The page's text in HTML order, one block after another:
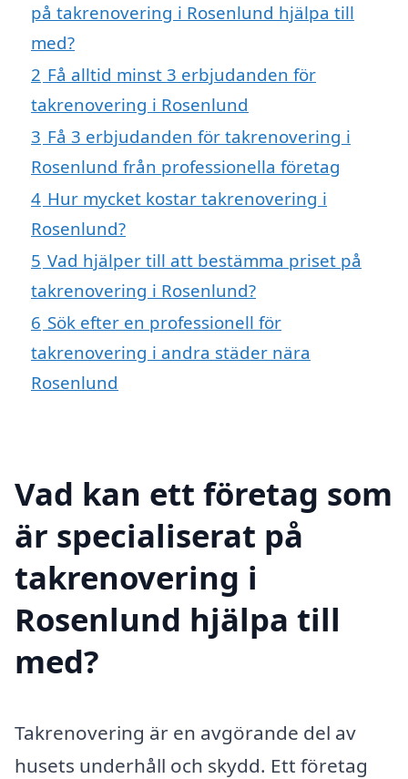
på takrenovering i Rosenlund hjälpa till
med?
2 Få alltid minst 3 erbjudanden för
takrenovering i Rosenlund
3 Få 3 erbjudanden för takrenovering i
Rosenlund från professionella företag
4 Hur mycket kostar takrenovering i
Rosenlund?
5 Vad hjälper till att bestämma priset på
takrenovering i Rosenlund?
6 Sök efter en professionell för
takrenovering i andra städer nära
Rosenlund
Vad kan ett företag som
är specialiserat på
takrenovering i
Rosenlund hjälpa till
med?
Takrenovering är en avgörande del av
husets underhåll och skydd. Ett företag